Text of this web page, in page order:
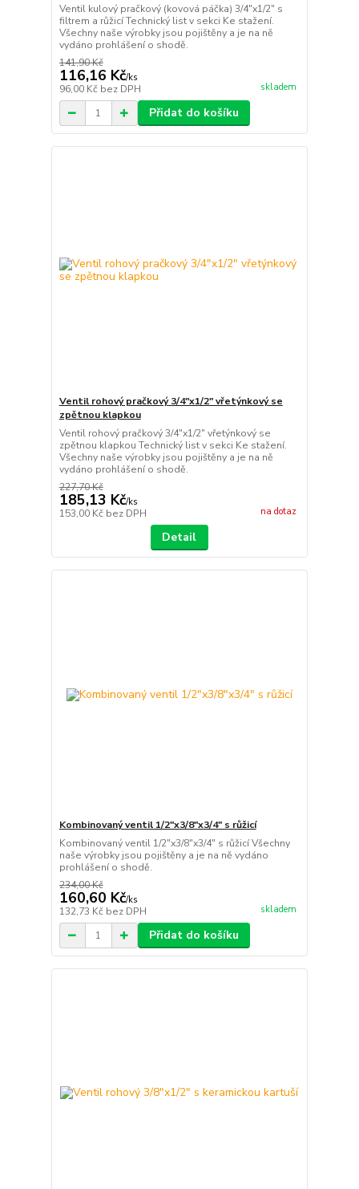
Ventil kulový pračkový (kovová páčka) 3/4"x1/2" s
filtrem a růžicí Technický list v sekci Ke stažení.
Všechny naše výrobky jsou pojištěny a je na ně
vydáno prohlášení o shodě.
141,90 Kč
116,16 Kč/ks
96,00 Kč bez DPH skladem
Přidat do košíku
Ventil rohový pračkový 3/4"x1/2" vřetýnkový se
zpětnou klapkou
Ventil rohový pračkový 3/4"x1/2" vřetýnkový se
zpětnou klapkou Technický list v sekci Ke stažení.
Všechny naše výrobky jsou pojištěny a je na ně
vydáno prohlášení o shodě.
227,70 Kč
185,13 Kč/ks
153,00 Kč bez DPH na dotaz
Detail
Kombinovaný ventil 1/2"x3/8"x3/4" s růžicí
Kombinovaný ventil 1/2"x3/8"x3/4" s růžicí Všechny
naše výrobky jsou pojištěny a je na ně vydáno
prohlášení o shodě.
234,00 Kč
160,60 Kč/ks
132,73 Kč bez DPH skladem
Přidat do košíku